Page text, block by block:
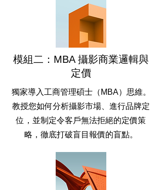
模組二：MBA 攝影商業邏輯與
定價
獨家導入工商管理碩士（MBA）思維。
教授您如何分析攝影市場、進行品牌定
位，並制定令客戶無法拒絕的定價策
略，徹底打破盲目報價的盲點。